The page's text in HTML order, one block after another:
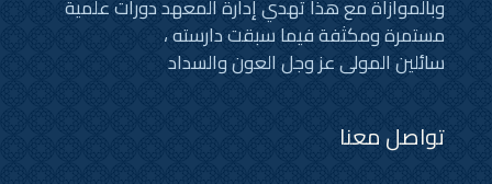
وبالموازاة مع هذا تهدي إدارة المعهد دورات علمية
مستمرة ومكثفة فيما سبقت دارسته ،
سائلين المولى عز وجل العون والسداد
تواصل معنا